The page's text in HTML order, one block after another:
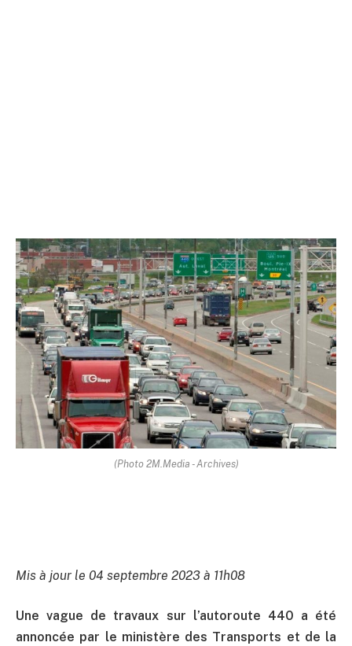
(Photo 2M.Media - Archives)
Mis à jour le 04 septembre 2023 à 11h08
Une vague de travaux sur l’autoroute 440 a été
annoncée par le ministère des Transports et de la